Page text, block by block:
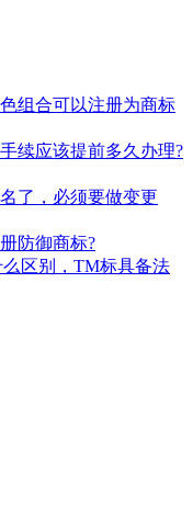
组合可以注册为商标
续应该提前多久办理?
了，必须要做变更
防御商标?
区别，TM标具备法